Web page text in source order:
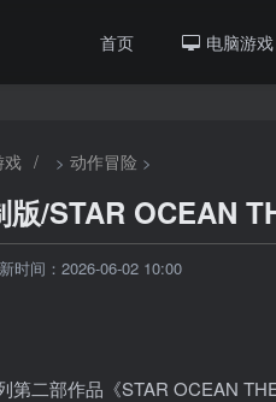
首页 电脑游戏
戏 / > 动作冒险 >
/STAR OCEAN
时间：2026-06-02 10:00
第二部作品《STAR OCEAN